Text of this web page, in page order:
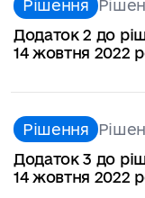
Рішення
Додаток 2 до
14 жовтня 2022
Рішення
Додаток 3 до
14 жовтня 2022